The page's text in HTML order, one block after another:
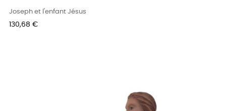
Joseph et l'enfant Jésus
Prix
130,68 €